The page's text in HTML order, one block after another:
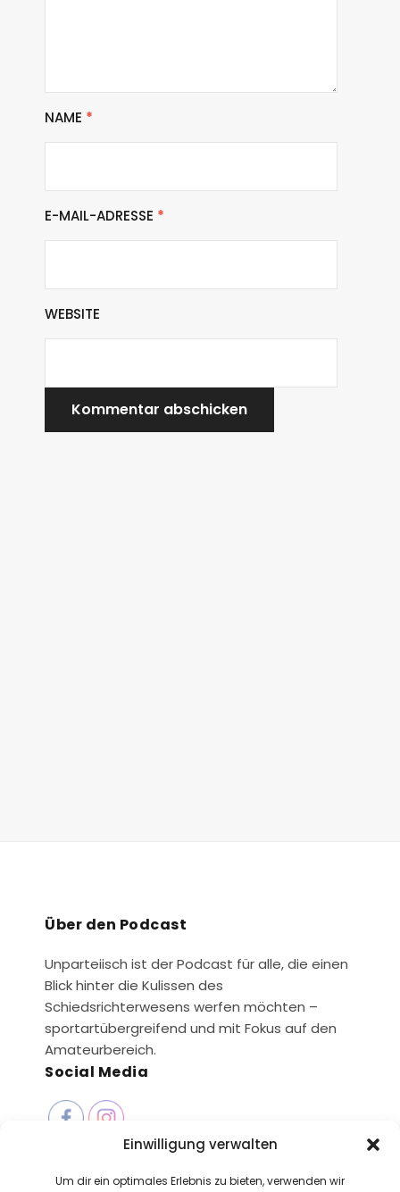
Einwilligung verwalten
Um dir ein optimales Erlebnis zu bieten, verwenden wir
NAME *
E-MAIL-ADRESSE *
WEBSITE
Über den Podcast
Unparteiisch ist der Podcast für alle, die einen
Blick hinter die Kulissen des
Schiedsrichterwesens werfen möchten –
sportartübergreifend und mit Fokus auf den
Amateurbereich.
Social Media
Seiten